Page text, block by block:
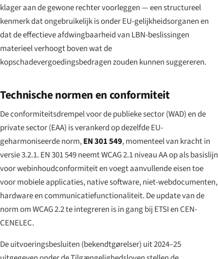
klager aan de gewone rechter voorleggen — een structureel
kenmerk dat ongebruikelijk is onder EU-gelijkheidsorganen en
dat de effectieve afdwingbaarheid van LBN-beslissingen
materieel verhoogt boven wat de
kopschadevergoedingsbedragen zouden kunnen suggereren.
Technische normen en conformiteit
De conformiteitsdrempel voor de publieke sector (WAD) en de
private sector (EAA) is verankerd op dezelfde EU-
geharmoniseerde norm,EN 301 549, momenteel van kracht in
versie 3.2.1. EN 301 549 neemt WCAG 2.1 niveau AA op als basislijn
voor webinhoudconformiteit en voegt aanvullende eisen toe
voor mobiele applicaties, native software, niet-webdocumenten,
hardware en communicatiefunctionaliteit. De update van de
norm om WCAG 2.2 te integreren is in gang bij ETSI en CEN-
CENELEC.
De uitvoeringsbesluiten (bekendtgørelser) uit 2024–25